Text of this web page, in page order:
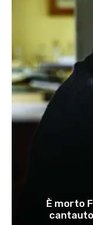
È morto